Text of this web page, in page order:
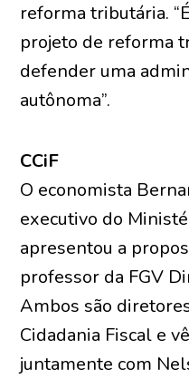
reforma tributária.
projeto de reforma
defender uma
autônoma”.
CCiF
O economista
executivo do
apresentou a
professor da FGV
Ambos são
Cidadania Fiscal e
juntamente com